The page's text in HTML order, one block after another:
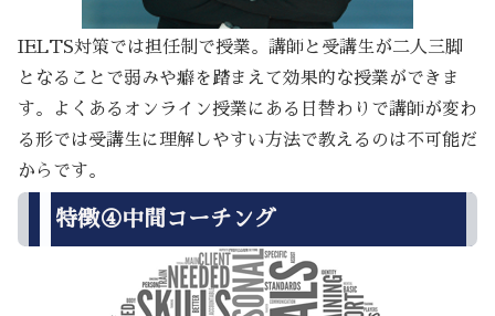
IELTS対策では担任制で授業。講師と受講生が二人三脚
となることで弱みや癖を踏まえて効果的な授業ができま
す。よくあるオンライン授業にある日替わりで講師が変わ
る形では受講生に理解しやすい方法で教えるのは不可能だ
からです。
特徴④中間コーチング